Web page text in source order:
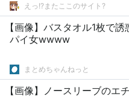
えっ!?またここのサイト?
【画像】バスタオル1枚で
パイ女wwww
まとめちゃんねっと
【画像】ノースリーブのエ